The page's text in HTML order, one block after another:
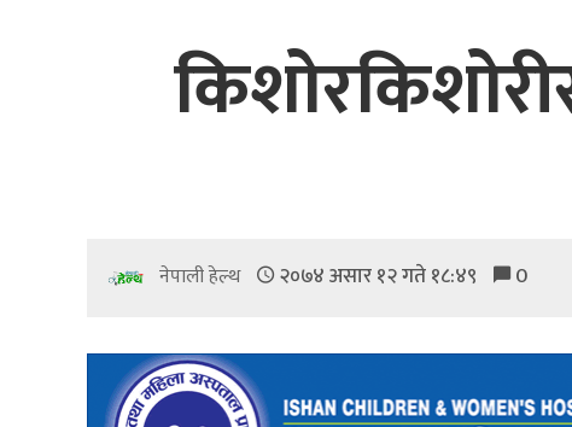
नेपाली हेल्थ २०७४ असार १२ गते १८:४९ 0